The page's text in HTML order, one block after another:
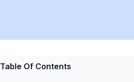
Table Of Contents